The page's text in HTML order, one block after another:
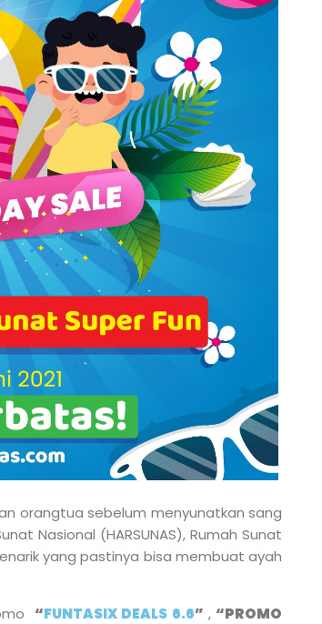
orangtua sebelum menyunatkan sang
Nasional (HARSUNAS), Rumah Sunat
yang pastinya bisa membuat ayah
“FUNTASIX DEALS 6.6” , “PROMO